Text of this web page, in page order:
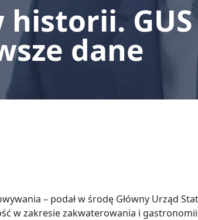
dane
– podał w środę Główny Urząd
w zakresie zakwaterowania i